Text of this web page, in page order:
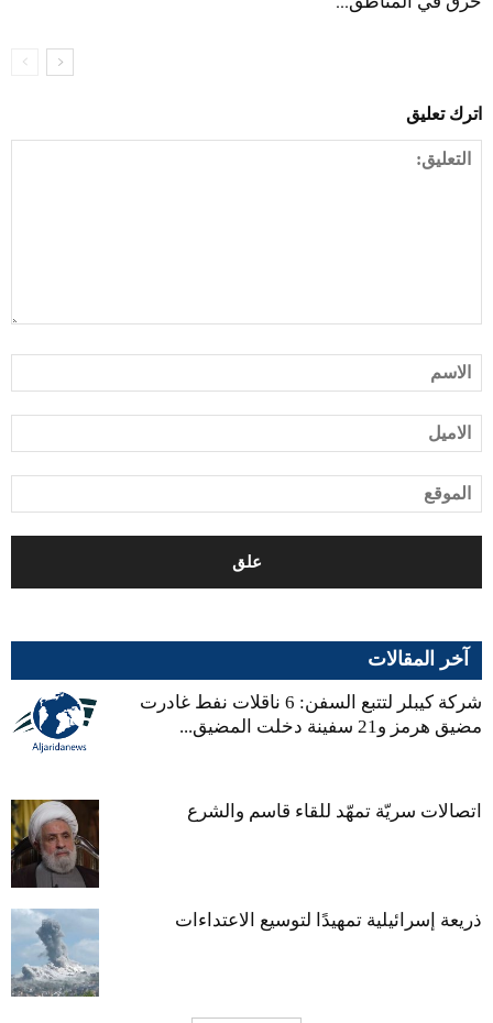
اترك تعليق
آخر المقالات
شركة كيبلر لتتبع السفن: 6 ناقلات نفط غادرت
مضيق هرمز و21 سفينة دخلت المضيق...
اتصالات سريّة تمهّد للقاء قاسم والشرع
ذريعة إسرائيلية تمهيدًا لتوسيع الاعتداءات